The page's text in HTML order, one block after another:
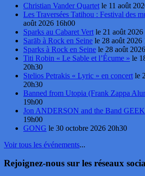
Christian Vander Quartet le 11 août
Les Traversées Tatihou : Festival des
août 2026 16h00
Sparks au Cabaret Vert le 21 août 2026
Sarāb à Rock en Seine le 28 août 2026
Sparks à Rock en Seine le 28 août
Titi Robin « Le Sable et l’Écume » le
20h30
Stelios Petrakis « Lyric » en concert le
20h30
Banned from Utopia (Frank Zappa
19h00
Jon ANDERSON and the Band
19h00
GONG le 30 octobre 2026 20h30
Voir tous les événements...
Rejoignez-nous sur les réseaux